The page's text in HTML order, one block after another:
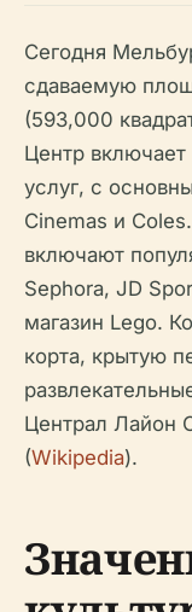
Сегодня
сдаваемую
(593,000
Центр включает
услуг, с
Cinemas и
включают
Sephora, JD
магазин Lego.
корта, крытую
Централ Лайон
(Wikipedia).